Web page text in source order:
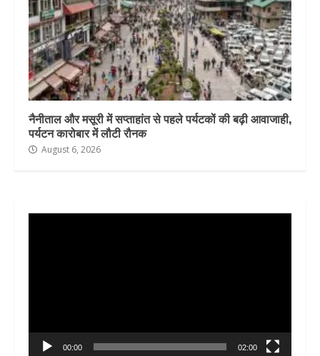
नैनीताल और मसूरी में सप्ताहांत से पहले पर्यटकों की बढ़ी आवाजाही,
पर्यटन कारोबार में लौटी रौनक
August 6, 2026
00:00 02:00